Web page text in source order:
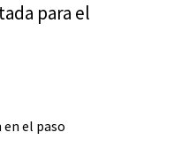
para el